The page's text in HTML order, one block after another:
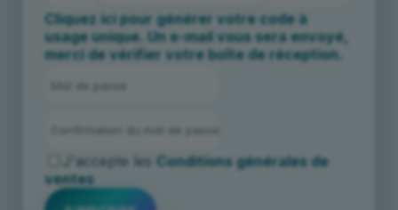
Cliquez ici pour générer votre code à
usage unique. Un e-mail vous sera envoyé,
merci de vérifier votre boîte de réception.
J'accepte les Conditions générales de
ventes